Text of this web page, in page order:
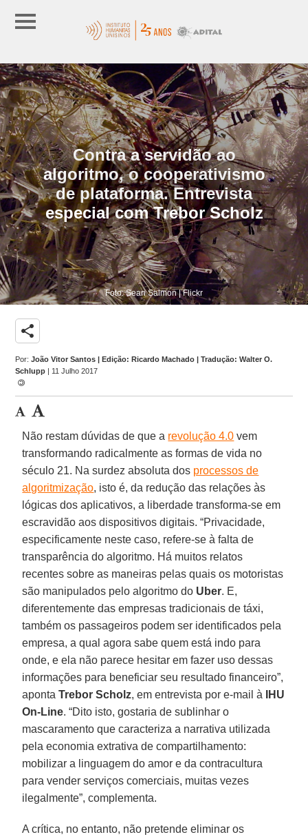
Contra a servidão ao
algoritmo, o cooperativismo
de plataforma. Entrevista
especial com Trebor Scholz
Foto: Sean Salmon | Flickr
share
Por:João Vitor Santos | Edição: Ricardo Machado | Tradução: Walter O.
Schlupp | 11 Julho 2017
Não restam dúvidas de que a revolução 4.0 vem
transformando radicalmente as formas de vida no
século 21. Na surdez absoluta dos processos de
algoritmização, isto é, da redução das relações às
lógicas dos aplicativos, a liberdade transforma-se em
escravidão aos dispositivos digitais. “Privacidade,
especificamente neste caso, refere-se à falta de
transparência do algoritmo. Há muitos relatos
recentes sobre as maneiras pelas quais os motoristas
são manipulados pelo algoritmo do Uber. E,
diferentemente das empresas tradicionais de táxi,
também os passageiros podem ser identificados pela
empresa, a qual agora sabe quem está indo para
onde, e ela não parece hesitar em fazer uso dessas
informações para beneficiar seu resultado financeiro”,
apontaTrebor Scholz, em entrevista por e-mail à
IHU
On-Line. “Dito isto, gostaria de sublinhar o
mascaramento que caracteriza a narrativa utilizada
pela economia extrativa de compartilhamento:
mobilizar a linguagem do amor e da contracultura
para vender serviços comerciais, muitas vezes
ilegalmente”, complementa.
A crítica, no entanto, não pretende eliminar os